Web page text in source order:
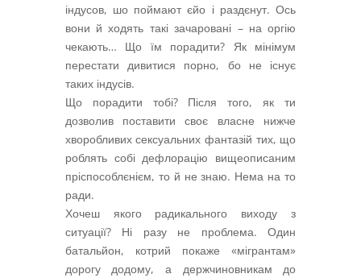
індусов, шо поймают єйо і раздєнут. Ось
вони й ходять такі зачаровані – на оргію
чекають… Що їм порадити? Як мінімум
перестати дивитися порно, бо не існує
таких індусів.
Що порадити тобі? Після того, як ти
дозволив поставити своє власне нижче
хворобливих сексуальних фантазій тих, що
роблять собі дефлорацію вищеописаним
пріспособлєнієм, то й не знаю. Нема на то
ради.
Хочеш якого радикального виходу з
ситуації? Ні разу не проблема. Один
батальйон, котрий покаже «мігрантам»
дорогу додому, а держчиновникам до